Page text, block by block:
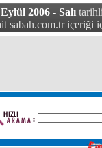
2006 - Salı
sabah.com.tr içeriği